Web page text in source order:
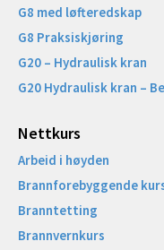
G8 med løfteredskap
G8 Praksiskjøring
G20 – Hydraulisk kran
G20 Hydraulisk kran –
Nettkurs
Arbeid i høyden
Brannforebyggende
Branntetting
Brannvernkurs